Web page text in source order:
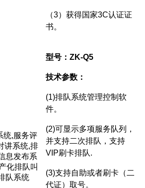
（3）获得国家3C认证证
书。
型号：ZK-Q5
技术参数：
(1)排队系统管理控制软
件。
(2)可显示多项服务队列，
并支持二次排队，支持
VIP刷卡排队.
(3)支持自助或者刷卡（二
代证）取号。